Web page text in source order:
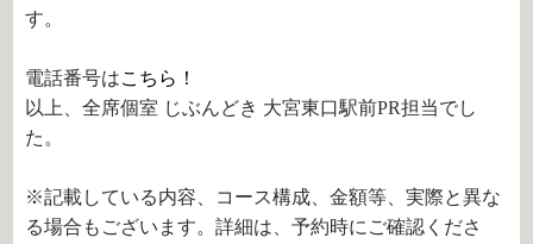
す。
電話番号はこちら！
以上、全席個室 じぶんどき 大宮東口駅前PR担当でし
た。
※記載している内容、コース構成、金額等、実際と異な
る場合もございます。詳細は、予約時にご確認くださ